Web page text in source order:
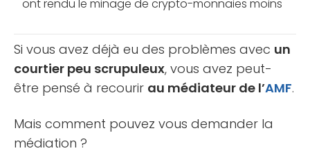
ont rendu le minage de crypto-monnaies moins
Si vous avez déjà eu des problèmes avec un
courtier peu scrupuleux, vous avez peut-
être pensé à recourir au médiateur de l’AMF.
Mais comment pouvez vous demander la
médiation ?